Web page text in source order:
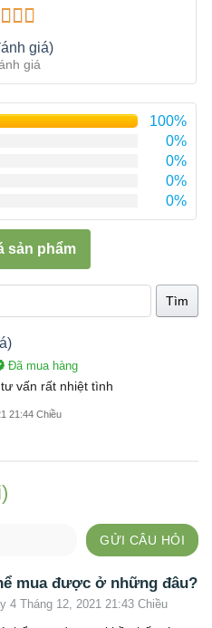
xếp
5.00
giá)
giá
100%
0%
0%
0%
0%
sản phẩm
Tìm
Đã mua hàng
vấn rất nhiệt tình
21:44 Chiều
GỬI CÂU HỎI
mua được ở những đâu?
4 Tháng 12, 2021 21:43 Chiều